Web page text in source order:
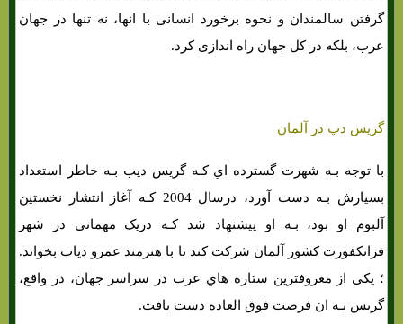
گرفتن سالمندان و نحوه برخورد انسانی با انها، نه تنها در جهان
عرب، بلکه در کل جهان راه اندازی کرد.
گریس دپ در آلمان
با توجه بـه شهرت گسترده اي کـه گریس دیب بـه خاطر استعداد
بسیارش بـه دست آورد، درسال 2004 کـه آغاز انتشار نخستین
آلبوم او بود، بـه او پیشنهاد شد کـه دریک مهمانی در شهر
فرانکفورت کشور آلمان شرکت کند تا با هنرمند عمرو دیاب بخواند.
؛ یکی از معروفترین ستاره هاي‌ عرب در سراسر جهان، در واقع،
گریس بـه ان فرصت فوق العاده دست یافت.